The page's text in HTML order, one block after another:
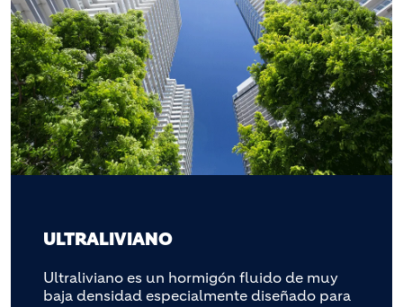
ULTRALIVIANO
Ultraliviano es un hormigón fluido de muy
baja densidad especialmente diseñado para